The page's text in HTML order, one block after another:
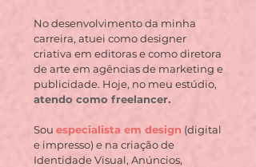
No desenvolvimento da minha
carreira, atuei como designer
criativa em editoras e como diretora
de arte em agências de marketing e
publicidade. Hoje, no meu estúdio,
atendo como freelancer.
Sou especialista em design (digital
e impresso) e na criação de
Identidade Visual, Anúncios,